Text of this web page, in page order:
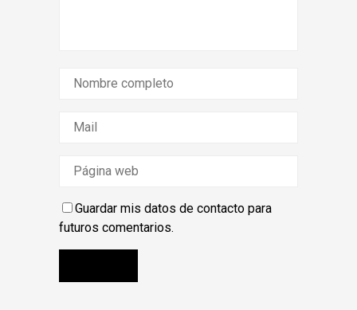
Guardar mis datos de contacto para
futuros comentarios.